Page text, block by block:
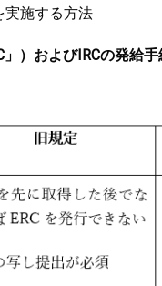
実施する方法
」）およびIRCの発給